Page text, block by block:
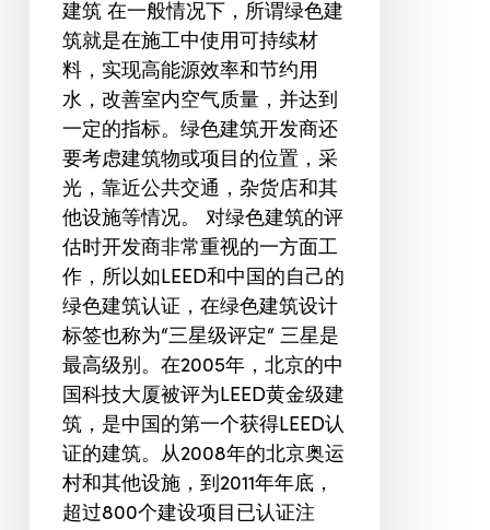
建筑 在一般情况下，所谓绿色建
筑就是在施工中使用可持续材
料，实现高能源效率和节约用
水，改善室内空气质量，并达到
一定的指标。绿色建筑开发商还
要考虑建筑物或项目的位置，采
光，靠近公共交通，杂货店和其
他设施等情况。 对绿色建筑的评
估时开发商非常重视的一方面工
作，所以如LEED和中国的自己的
绿色建筑认证，在绿色建筑设计
标签也称为“三星级评定“ 三星是
最高级别。在2005年，北京的中
国科技大厦被评为LEED黄金级建
筑，是中国的第一个获得LEED认
证的建筑。从2008年的北京奥运
村和其他设施，到2011年年底，
超过800个建设项目已认证注